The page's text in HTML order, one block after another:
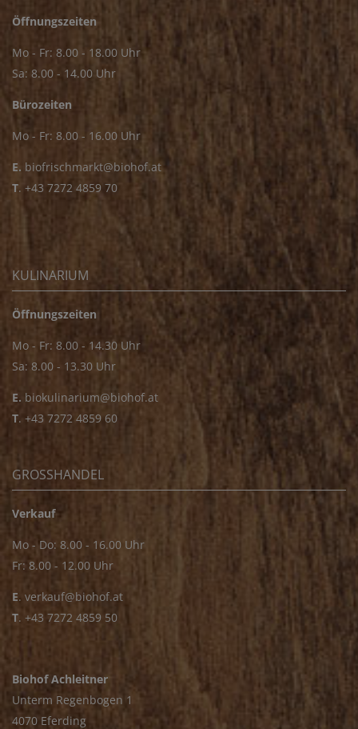
Öffnungszeiten
Mo - Fr: 8.00 - 18.00 Uhr
Sa: 8.00 - 14.00 Uhr
Bürozeiten
Mo - Fr: 8.00 - 16.00 Uhr
E. biofrischmarkt@biohof.at
T. +43 7272 4859 70
KULINARIUM
Öffnungszeiten
Mo - Fr: 8.00 - 14.30 Uhr
Sa: 8.00 - 13.30 Uhr
E. biokulinarium@biohof.at
T. +43 7272 4859 60
GROSSHANDEL
Verkauf
Mo - Do: 8.00 - 16.00 Uhr
Fr: 8.00 - 12.00 Uhr
E. verkauf@biohof.at
T. +43 7272 4859 50
Biohof Achleitner
Unterm Regenbogen 1
4070 Eferding